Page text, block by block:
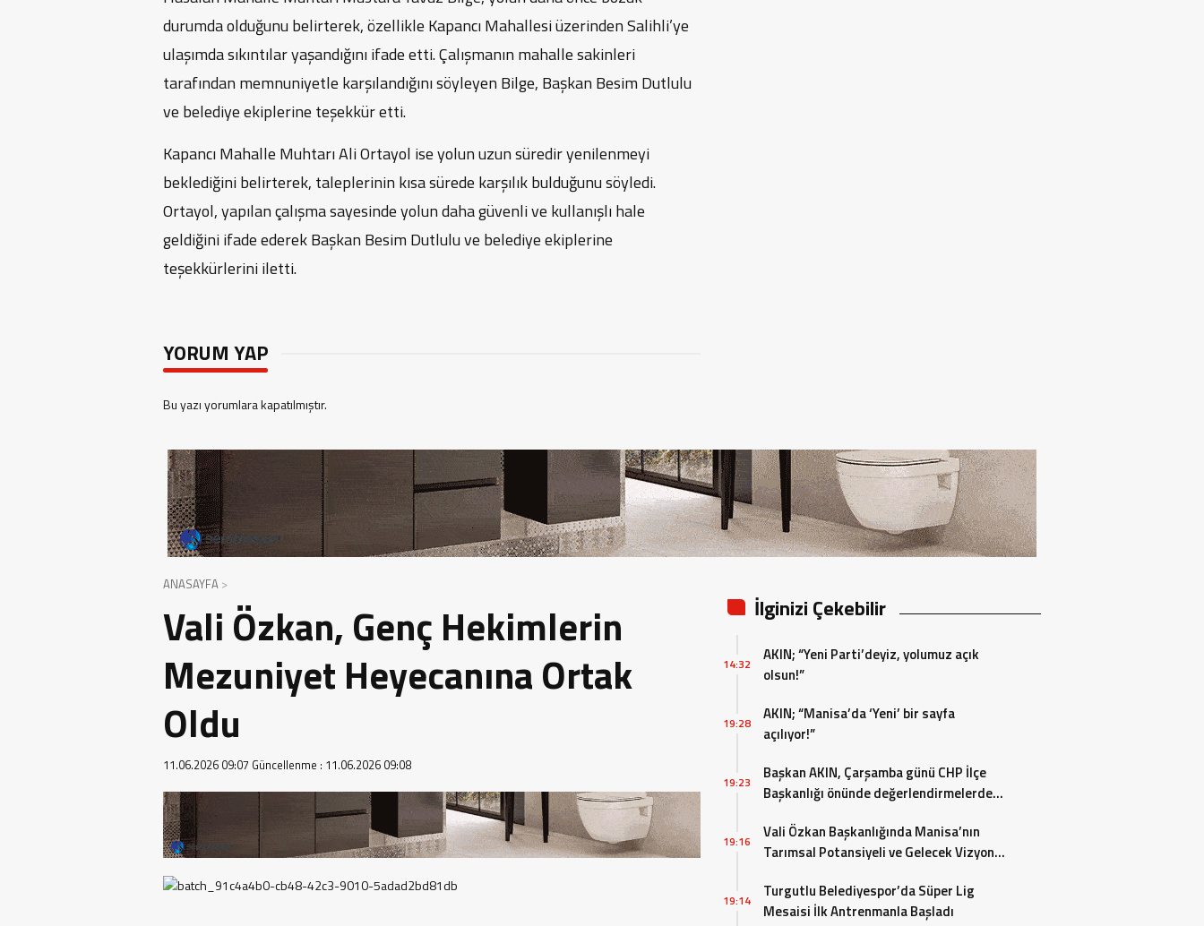
durumda olduğunu belirterek, özellikle Kapancı Mahallesi üzerinden Salihli’ye
ulaşımda sıkıntılar yaşandığını ifade etti. Çalışmanın mahalle sakinleri
tarafından memnuniyetle karşılandığını söyleyen Bilge, Başkan Besim Dutlulu
ve belediye ekiplerine teşekkür etti.
Kapancı Mahalle Muhtarı Ali Ortayol ise yolun uzun süredir yenilenmeyi
beklediğini belirterek, taleplerinin kısa sürede karşılık bulduğunu söyledi.
Ortayol, yapılan çalışma sayesinde yolun daha güvenli ve kullanışlı hale
geldiğini ifade ederek Başkan Besim Dutlulu ve belediye ekiplerine
teşekkürlerini iletti.
YORUM YAP
Bu yazı yorumlara kapatılmıştır.
ANASAYFA
Vali Özkan, Genç Hekimlerin
Mezuniyet Heyecanına Ortak
Oldu
11.06.2026 09:07 Güncellenme : 11.06.2026 09:08
İlginizi Çekebilir
AKIN; “Yeni Parti’deyiz, yolumuz açık
olsun!”
14:32
AKIN; “Manisa’da ‘Yeni’ bir sayfa
açılıyor!”
19:28
Başkan AKIN, Çarşamba günü CHP İlçe
Başkanlığı önünde değerlendirmelerde
19:23
Vali Özkan Başkanlığında Manisa’nın
Tarımsal Potansiyeli ve Gelecek Vizyonu
19:16
Turgutlu Belediyespor’da Süper Lig
Mesaisi İlk Antrenmanla Başladı
19:14